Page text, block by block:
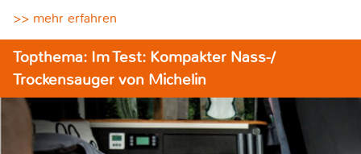
>> mehr erfahren
Topthema: Im Test: Kompakter Nass-/
Trockensauger von Michelin